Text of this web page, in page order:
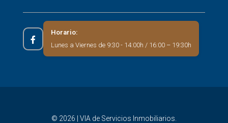
Horario:
Lunes a Viernes de 9:30 - 14:00h / 16:00 – 19:30h
© 2026 | VIA de Servicios Inmobiliarios.